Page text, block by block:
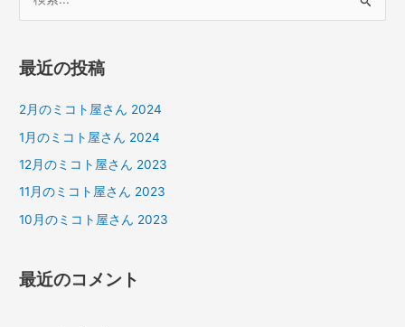
象
最近の投稿
2月のミコト屋さん 2024
1月のミコト屋さん 2024
12月のミコト屋さん 2023
11月のミコト屋さん 2023
10月のミコト屋さん 2023
最近のコメント